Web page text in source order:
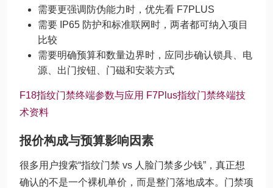
需要更强调防伪能力时，优先看 F7PLUS
需要 IP65 防护和标准联网时，两者都可纳入项目
比较
需要明确预算和数量边界时，应同步确认锁具、电
源、出门按钮、门磁和安装方式
F18指纹门禁终端参数与应用 F7Plus指纹门禁终端技
术资料
报价构成与预算影响因素
很多用户搜索“指纹门禁 vs 人脸门禁多少钱”，真正想
确认的不是一个裸机单价，而是整门落地成本。门禁项